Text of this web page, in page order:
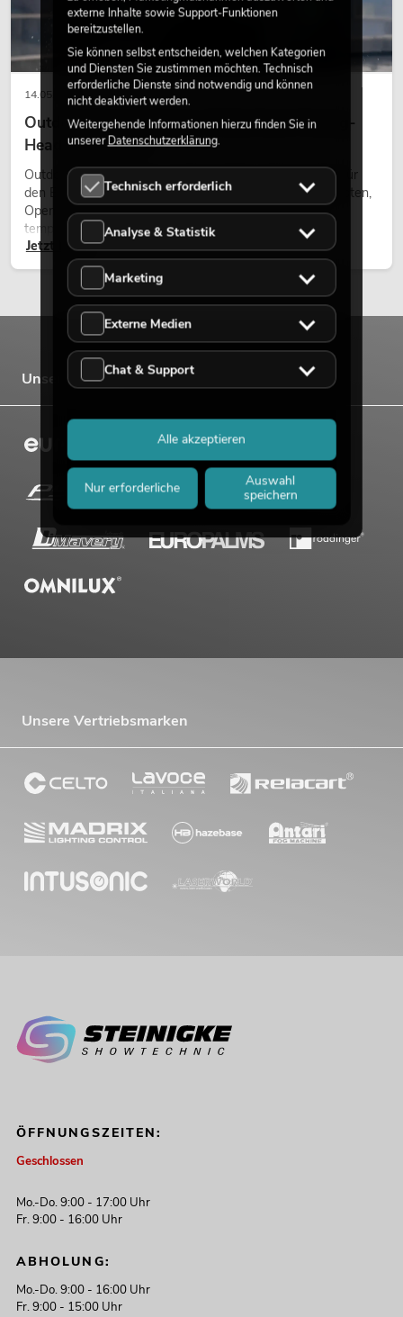
PSSO PA Set PRO M MK2
No. 20000457 Artikel nicht mehr verfügbar
PSSO PA Set PRO L MK2
No. 20000458Artikel nicht mehr verfügbar
OMNITRONIC PAS MK3 Performer Set
OMNITRONIC MA-120P ELA-
No. 80709622
OMNITRONIC MA-240P ELA-
Mischverstärker
No. 80709632
14.05.2026
Outdoor Moving-Heads: Wetterfeste Moving-
Heads bei Events
Outdoor Moving-Heads sind bewegliche Scheinwerfer für
den Einsatz im Freien. Sie werden bei Festivals, Stadtfesten,
Open-Air-Konzerten, Architekturinszenierungen und
temporären Außeninstallationen eingesetzt.
Jetzt lesen
Unsere Marken
Unsere Vertriebsmarken
ÖFFNUNGSZEITEN:
Geschlossen
Mo.-Do. 9:00 - 17:00 Uhr
Fr. 9:00 - 16:00 Uhr
ABHOLUNG:
Mo.-Do. 9:00 - 16:00 Uhr
Fr. 9:00 - 15:00 Uhr
externe Inhalte sowie Support-Funktionen
bereitzustellen.
Sie können selbst entscheiden, welchen Kategorien
und Diensten Sie zustimmen möchten. Technisch
erforderliche Dienste sind notwendig und können
nicht deaktiviert werden.
Weitergehende Informationen hierzu finden Sie in
unsererDatenschutzerklärung.
Technisch erforderlich
Analyse & Statistik
Marketing
Externe Medien
Chat & Support
Nur erforderliche
Auswahl
speichern
Alle akzeptieren